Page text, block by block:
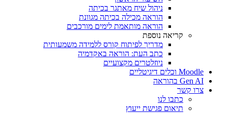
ניהול שיח מאתגר בכיתה
הוראה מכילה בכיתה מגוונת
הוראה מותאמת לימים מורכבים
קריאה נוספת
מדריך לפיתוח קורס ללמידה משמעותית
כתב העת: הוראה באקדמיה
ניוזלטרים מקצועיים
Moodle וכלים דיגיטליים
Gen AI בהוראה
צרו קשר
כתבו לנו
תיאום פגישת ייעוץ